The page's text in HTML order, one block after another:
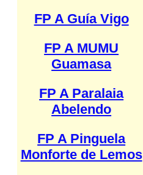
FP A Guía Vigo
FP A MUMU
Guamasa
FP A Paralaia
Abelendo
FP A Pinguela
Monforte de Lemos